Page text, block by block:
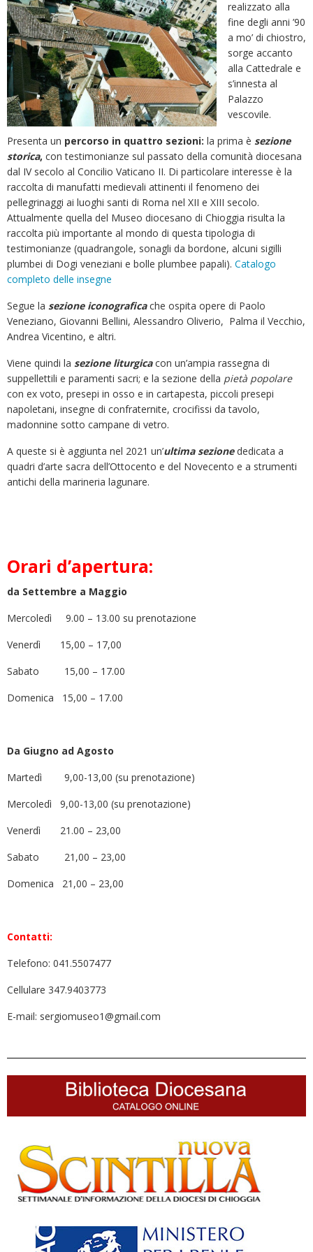
realizzato alla
fine degli anni ’90
a mo’ di chiostro,
sorge accanto
alla Cattedrale e
s’innesta al
Palazzo
vescovile.
Presenta un percorso in quattro sezioni: la prima è sezione
storica, con testimonianze sul passato della comunità diocesana
dal IV secolo al Concilio Vaticano II. Di particolare interesse è la
raccolta di manufatti medievali attinenti il fenomeno dei
pellegrinaggi ai luoghi santi di Roma nel XII e XIII secolo.
Attualmente quella del Museo diocesano di Chioggia risulta la
raccolta più importante al mondo di questa tipologia di
testimonianze (quadrangole, sonagli da bordone, alcuni sigilli
plumbei di Dogi veneziani e bolle plumbee papali). Catalogo
completo delle insegne
Segue la sezione iconografica che ospita opere di Paolo
Veneziano, Giovanni Bellini, Alessandro Oliverio, Palma il Vecchio,
Andrea Vicentino, e altri.
Viene quindi la sezione liturgicacon un’ampia rassegna di
suppellettili e paramenti sacri; e la sezione della pietà popolare
con ex voto, presepi in osso e in cartapesta, piccoli presepi
napoletani, insegne di confraternite, crocifissi da tavolo,
madonnine sotto campane di vetro.
A queste si è aggiunta nel 2021 un’ultima sezionededicata a
quadri d’arte sacra dell’Ottocento e del Novecento e a strumenti
antichi della marineria lagunare.
Orari d’apertura:
da Settembre a Maggio
Mercoledì 9.00 – 13.00 su prenotazione
Venerdì 15,00 – 17,00
Sabato 15,00 – 17.00
Domenica 15,00 – 17.00
Da Giugno ad Agosto
Martedì 9,00-13,00 (su prenotazione)
Mercoledì 9,00-13,00 (su prenotazione)
Venerdì 21.00 – 23,00
Sabato 21,00 – 23,00
Domenica 21,00 – 23,00
Contatti:
Telefono: 041.5507477
Cellulare 347.9403773
E-mail: sergiomuseo1@gmail.com